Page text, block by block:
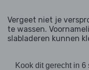
Vergeet niet je
te wassen.
slabladeren kunnen
Kook dit gerecht in